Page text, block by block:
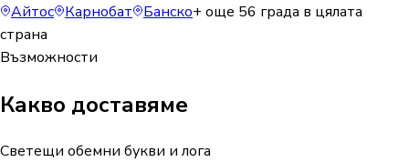
Айтос Карнобат Банско+ още 56 града в цялата
страна
Възможности
Какво доставяме
Светещи обемни букви и лога